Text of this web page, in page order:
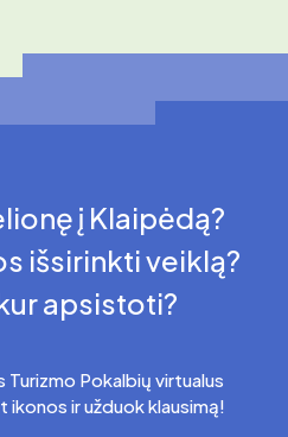
į Klaipėdą?
išsirinkti veiklą?
apsistoti?
Turizmo Pokalbių virtualus
ikonos ir užduok klausimą!